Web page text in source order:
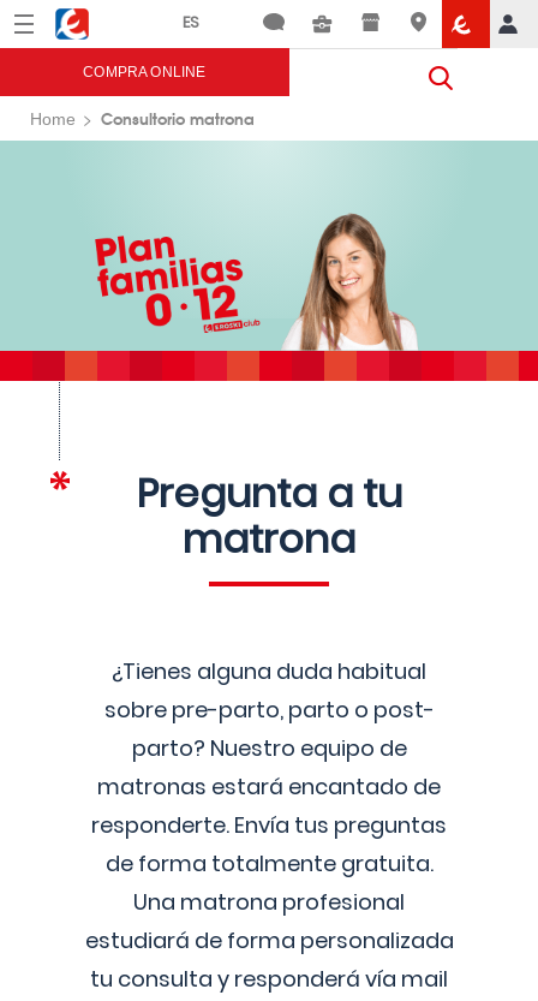
Menú Eroski
COMPRA ONLINE
Home Consultorio matrona
Pregunta a tu
matrona
¿Tienes alguna duda habitual
sobre pre-parto, parto o post-
parto? Nuestro equipo de
matronas estará encantado de
responderte. Envía tus preguntas
de forma totalmente gratuita.
Una matrona profesional
estudiará de forma personalizada
tu consulta y responderá vía mail